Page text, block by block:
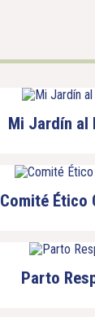
Mi Jardín al
Comité Ético
Parto